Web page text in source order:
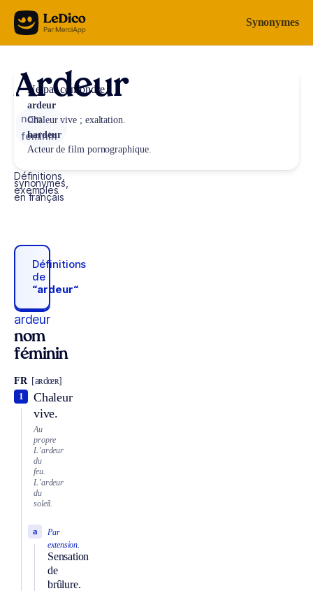
Aller au contenu Synonymes
Ardeur
nom
féminin
Définitions,
synonymes,
exemples
en français
Définitions
de
“ardeur“
ardeur
nom
féminin
FR [aʀdœʀ]
Chaleur
vive.
1
Au
propre
L’ardeur
du
feu.
L’ardeur
du
soleil.
Par
extension.
Sensation
de
brûlure.
a
Ne pas confondre
ardeur
Chaleur vive ; exaltation.
hardeur
Acteur de film pornographique.